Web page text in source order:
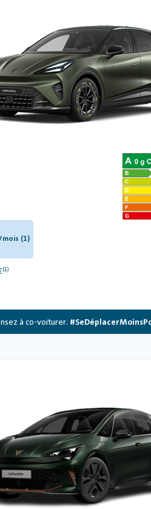
(1)
(1)
à co-voiturer.